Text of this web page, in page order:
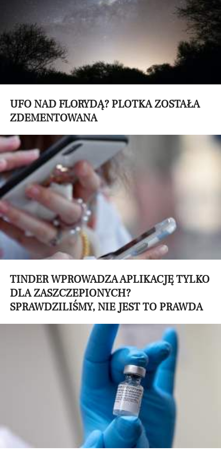
UFO NAD FLORYDĄ? PLOTKA ZOSTAŁA
ZDEMENTOWANA
TINDER WPROWADZA APLIKACJĘ TYLKO
DLA ZASZCZEPIONYCH?
SPRAWDZILIŚMY, NIE JEST TO PRAWDA